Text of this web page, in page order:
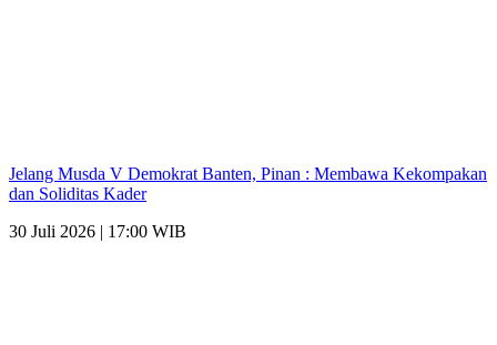
Jelang Musda V Demokrat Banten, Pinan : Membawa Kekompakan
dan Soliditas Kader
30 Juli 2026 | 17:00 WIB